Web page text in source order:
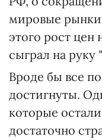
мировые
этого рост цен
сыграл на руку
Вроде бы все
достигнуты.
которые
достаточно